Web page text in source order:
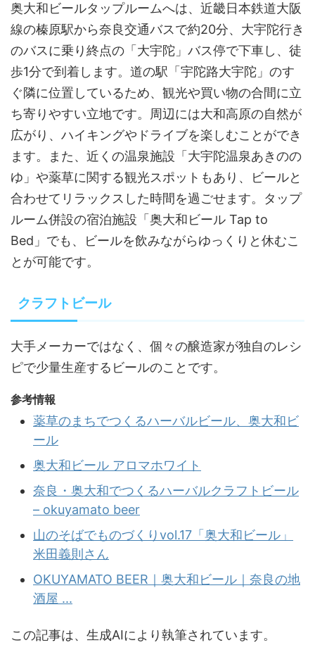
奥大和ビールタップルームへは、近畿日本鉄道大阪
線の榛原駅から奈良交通バスで約20分、大宇陀行き
のバスに乗り終点の「大宇陀」バス停で下車し、徒
歩1分で到着します。道の駅「宇陀路大宇陀」のす
ぐ隣に位置しているため、観光や買い物の合間に立
ち寄りやすい立地です。周辺には大和高原の自然が
広がり、ハイキングやドライブを楽しむことができ
ます。また、近くの温泉施設「大宇陀温泉あきのの
ゆ」や薬草に関する観光スポットもあり、ビールと
合わせてリラックスした時間を過ごせます。タップ
ルーム併設の宿泊施設「奥大和ビール Tap to
Bed」でも、ビールを飲みながらゆっくりと休むこ
とが可能です。
クラフトビール
大手メーカーではなく、個々の醸造家が独自のレシ
ピで少量生産するビールのことです。
参考情報
薬草のまちでつくるハーバルビール、奥大和ビ
ール
奥大和ビール アロマホワイト
奈良・奥大和でつくるハーバルクラフトビール
– okuyamato beer
山のそばでものづくりvol.17「奥大和ビール」
米田義則さん
OKUYAMATO BEER｜奥大和ビール｜奈良の地
酒屋 ...
この記事は、生成AIにより執筆されています。